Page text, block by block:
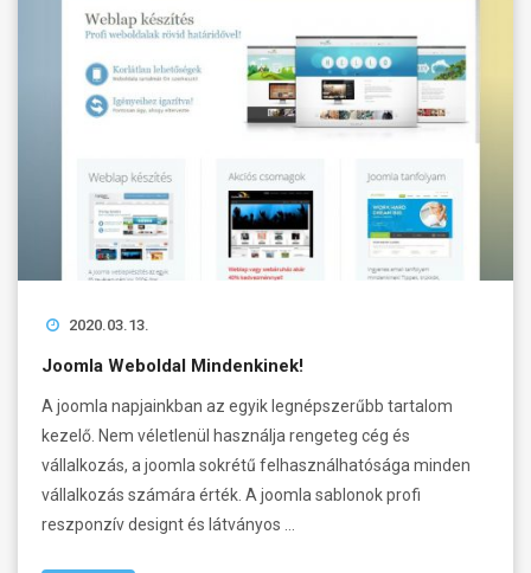
2020.03.13.
Joomla Weboldal Mindenkinek!
A joomla napjainkban az egyik legnépszerűbb tartalom
kezelő. Nem véletlenül használja rengeteg cég és
vállalkozás, a joomla sokrétű felhasználhatósága minden
vállalkozás számára érték. A joomla sablonok profi
reszponzív designt és látványos …